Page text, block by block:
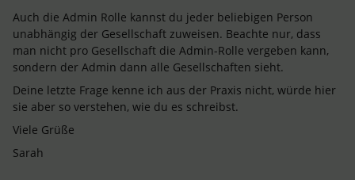
Auch die Admin Rolle kannst du jeder beliebigen Person
unabhängig der Gesellschaft zuweisen. Beachte nur, dass
man nicht pro Gesellschaft die Admin-Rolle vergeben kann,
sondern der Admin dann alle Gesellschaften sieht.
Deine letzte Frage kenne ich aus der Praxis nicht, würde hier
sie aber so verstehen, wie du es schreibst.
Viele Grüße
Sarah